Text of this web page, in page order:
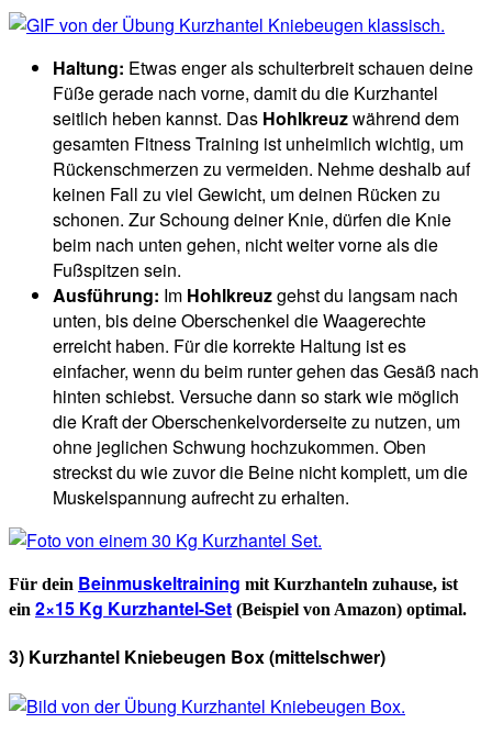
Haltung: Etwas enger als schulterbreit schauen deine
Füße gerade nach vorne, damit du die Kurzhantel
seitlich heben kannst. Das Hohlkreuzwährend dem
gesamten Fitness Training ist unheimlich wichtig, um
Rückenschmerzen zu vermeiden. Nehme deshalb auf
keinen Fall zu viel Gewicht, um deinen Rücken zu
schonen. Zur Schoung deiner Knie, dürfen die Knie
beim nach unten gehen, nicht weiter vorne als die
Fußspitzen sein.
Ausführung: Im Hohlkreuzgehst du langsam nach
unten, bis deine Oberschenkel die Waagerechte
erreicht haben. Für die korrekte Haltung ist es
einfacher, wenn du beim runter gehen das Gesäß nach
hinten schiebst. Versuche dann so stark wie möglich
die Kraft der Oberschenkelvorderseite zu nutzen, um
ohne jeglichen Schwung hochzukommen. Oben
streckst du wie zuvor die Beine nicht komplett, um die
Muskelspannung aufrecht zu erhalten.
Für dein Beinmuskeltraining mit Kurzhanteln zuhause, ist
ein 2×15 Kg Kurzhantel-Set (Beispiel von Amazon) optimal.
3) Kurzhantel Kniebeugen Box (mittelschwer)